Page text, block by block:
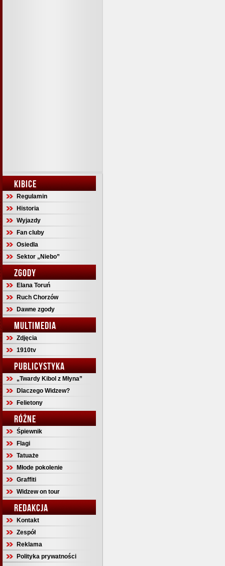
KIBICE
Regulamin
Historia
Wyjazdy
Fan cluby
Osiedla
Sektor „Niebo”
ZGODY
Elana Toruń
Ruch Chorzów
Dawne zgody
MULTIMEDIA
Zdjęcia
1910tv
PUBLICYSTYKA
„Twardy Kibol z Młyna”
Dlaczego Widzew?
Felietony
RÓŻNE
Śpiewnik
Flagi
Tatuaże
Młode pokolenie
Graffiti
Widzew on tour
REDAKCJA
Kontakt
Zespół
Reklama
Polityka prywatności